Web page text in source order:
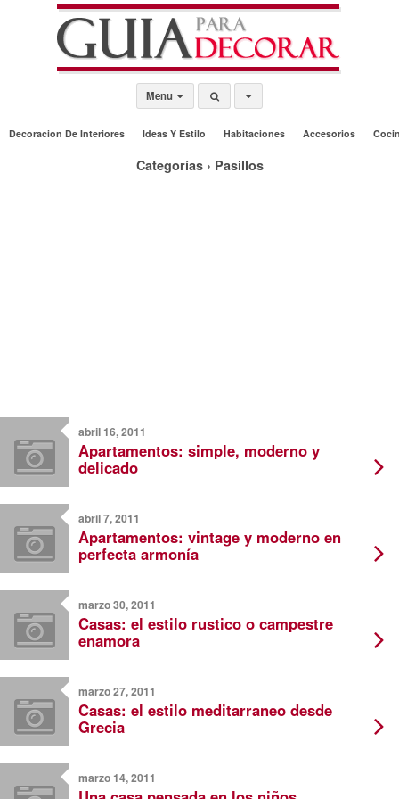
Menu
Decoracion De Interiores Ideas Y Estilo Habitaciones Accesorios
Categorías › Pasillos
abril 16, 2011
Apartamentos: simple, moderno y
delicado
abril 7, 2011
Apartamentos: vintage y moderno en
perfecta armonía
marzo 30, 2011
Casas: el estilo rustico o campestre
enamora
marzo 27, 2011
Casas: el estilo meditarraneo desde
Grecia
marzo 14, 2011